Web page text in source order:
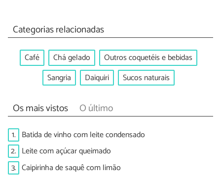
Categorias relacionadas
Café Chá gelado
Outros coquetéis e bebidas
Sangria
Daiquiri Sucos naturais
Os mais vistos O último
1. Batida de vinho com leite condensado
2. Leite com açúcar queimado
3. Caipirinha de saquê com limão